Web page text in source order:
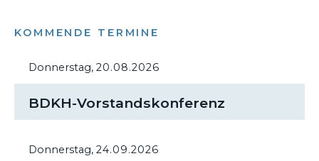
KOMMENDE TERMINE
Donnerstag, 20.08.2026
BDKH-Vorstandskonferenz
Donnerstag, 24.09.2026